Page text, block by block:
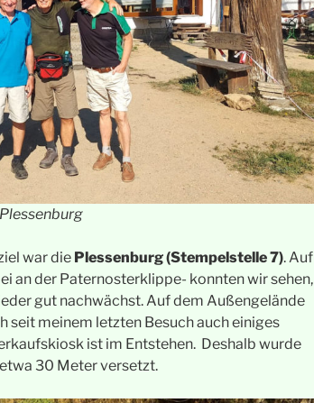
war die Plessenburg (Stempelstelle 7). Auf
an der Paternosterklippe- konnten wir sehen,
gut nachwächst. Auf dem Außengelände
seit meinem letzten Besuch auch einiges
ist im Entstehen. Deshalb wurde
30 Meter versetzt.